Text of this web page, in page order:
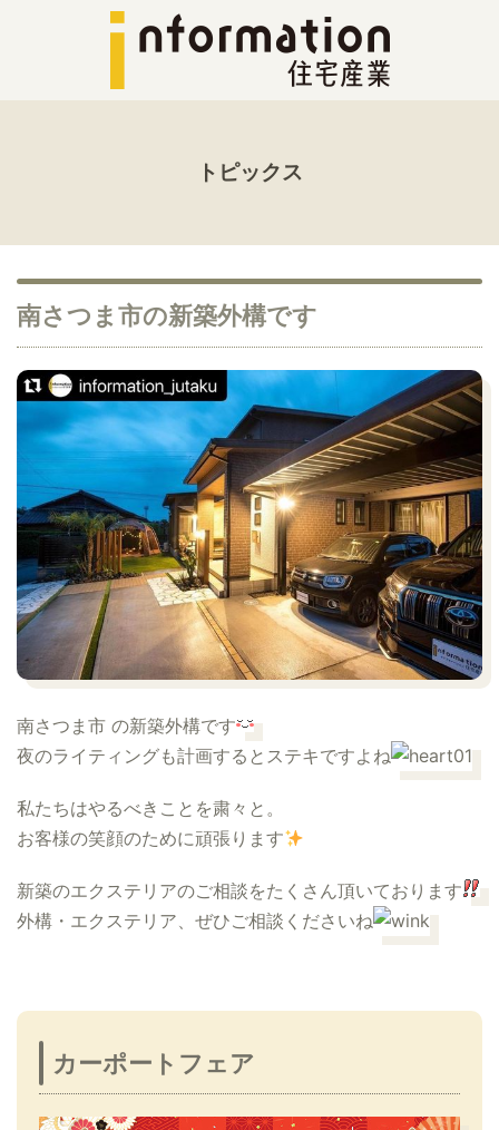
トピックス
南さつま市の新築外構です
南さつま市 の新築外構です
夜のライティングも計画するとステキですよね
私たちはやるべきことを粛々と。
お客様の笑顔のために頑張ります
新築のエクステリアのご相談をたくさん頂いております
外構・エクステリア、ぜひご相談くださいね
カーポートフェア